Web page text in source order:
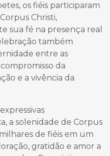
os fiéis participaram
Christi,
sua fé na presença real
também
entre as
da
e a vivência da
a solenidade de Corpus
de fiéis em um
gratidão e amor a